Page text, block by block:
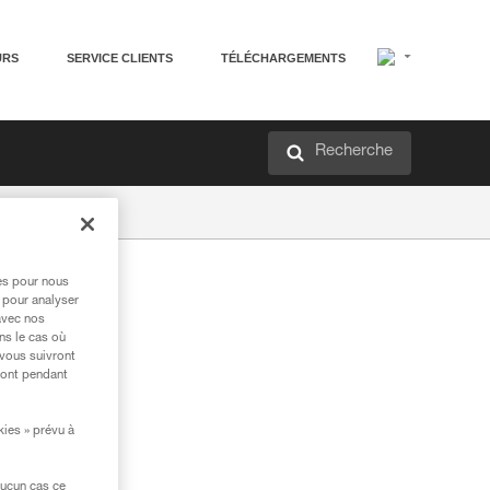
SERVICE CLIENTS TÉLÉCHARGEMENTS
Recherche
pour nous
analyser
nos
le cas où
suivront
pendant
» prévu à
cas ce